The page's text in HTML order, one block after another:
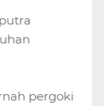
pergoki